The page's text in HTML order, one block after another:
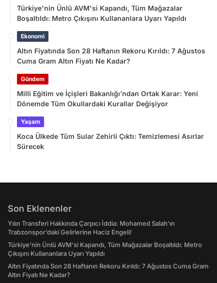
Türkiye'nin Ünlü AVM'si Kapandı, Tüm Mağazalar
Boşaltıldı: Metro Çıkışını Kullananlara Uyarı Yapıldı
Ekonomi
Altın Fiyatında Son 28 Haftanın Rekoru Kırıldı: 7 Ağustos
Cuma Gram Altın Fiyatı Ne Kadar?
Gündem
Milli Eğitim ve İçişleri Bakanlığı’ndan Ortak Karar: Yeni
Dönemde Tüm Okullardaki Kurallar Değişiyor
Yaşam
Koca Ülkede Tüm Sular Zehirli Çıktı: Temizlemesi Asırlar
Sürecek
Son Eklenenler
Yılın Transferi Hakkında Çarpıcı İddia: Mohamed Salah'ın
Trabzonspor’daki Gelirlerine Haciz Engeli!
Türkiye'nin Ünlü AVM'si Kapandı, Tüm Mağazalar Boşaltıldı: Metro
Çıkışını Kullananlara Uyarı Yapıldı
Altın Fiyatında Son 28 Haftanın Rekoru Kırıldı: 7 Ağustos Cuma Gram
Altın Fiyatı Ne Kadar?